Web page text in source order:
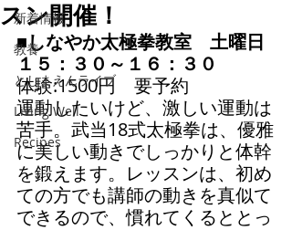
新着情報
教養
としまえんライブ
Living Well
Recipes
スン開催！
■しなやか太極拳教室　土曜日
１５：３０～１６：３０
体験:1500円　要予約
運動したいけど、激しい運動は
苦手。武当18式太極拳は、優雅
に美しい動きでしっかりと体幹
を鍛えます。レッスンは、初め
ての方でも講師の動きを真似て
できるので、慣れてくるととっ